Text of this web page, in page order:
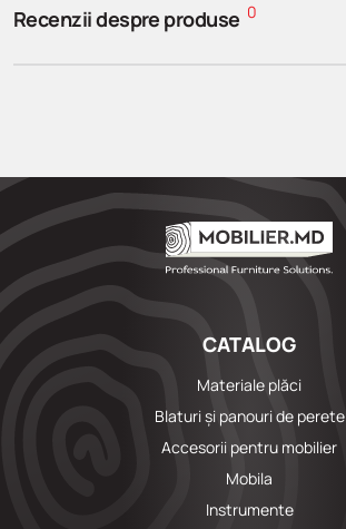
Recenzii despre produse 0
CATALOG
Materiale plăci
Blaturi și panouri de perete
Accesorii pentru mobilier
Mobila
Instrumente